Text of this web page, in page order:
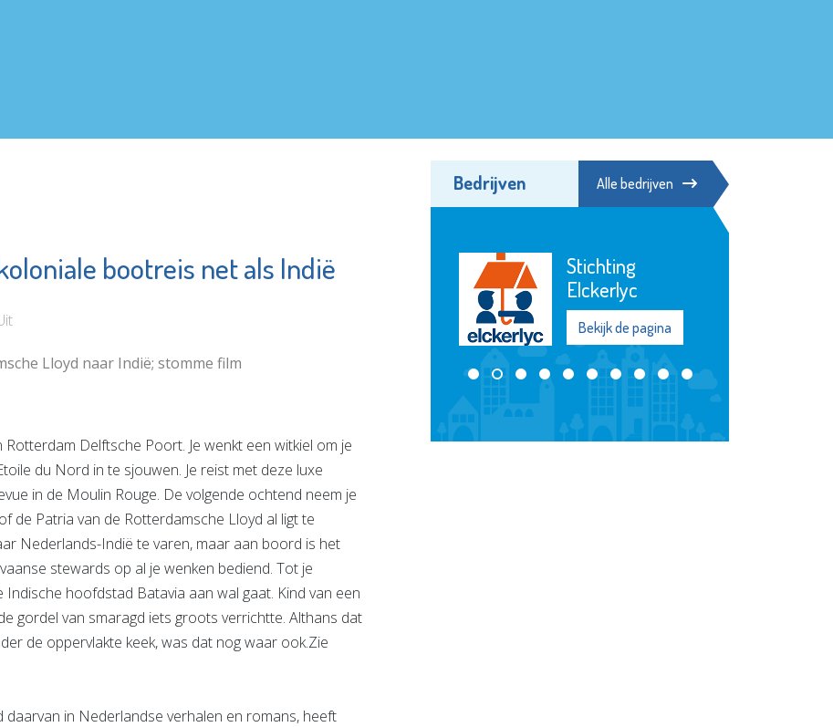
bootreis net als Indië
Lloyd naar Indië; stomme film
Delftsche Poort. Je wenkt een witkiel om je
du Nord in te sjouwen. Je reist met deze luxe
in de Moulin Rouge. De volgende ochtend neem je
de Patria van de Rotterdamsche Lloyd al ligt te
Nederlands-Indië te varen, maar aan boord is het
stewards op al je wenken bediend. Tot je
Indische hoofdstad Batavia aan wal gaat. Kind van een
gordel van smaragd iets groots verrichtte. Althans dat
de oppervlakte keek, was dat nog waar ook.Zie
in Nederlandse verhalen en romans, heeft
Bedrijven Alle bedrijven
Irado
Bekijk de pagina